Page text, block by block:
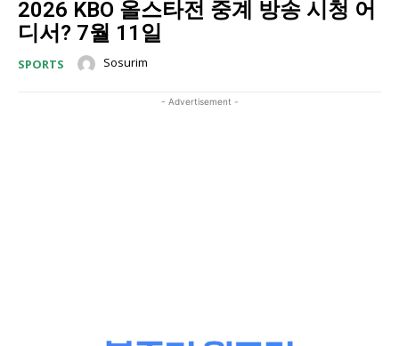
2026 KBO 올스타전 중계 방송 시청 어
디서? 7월 11일
SPORTS Sosurim
- Advertisement -